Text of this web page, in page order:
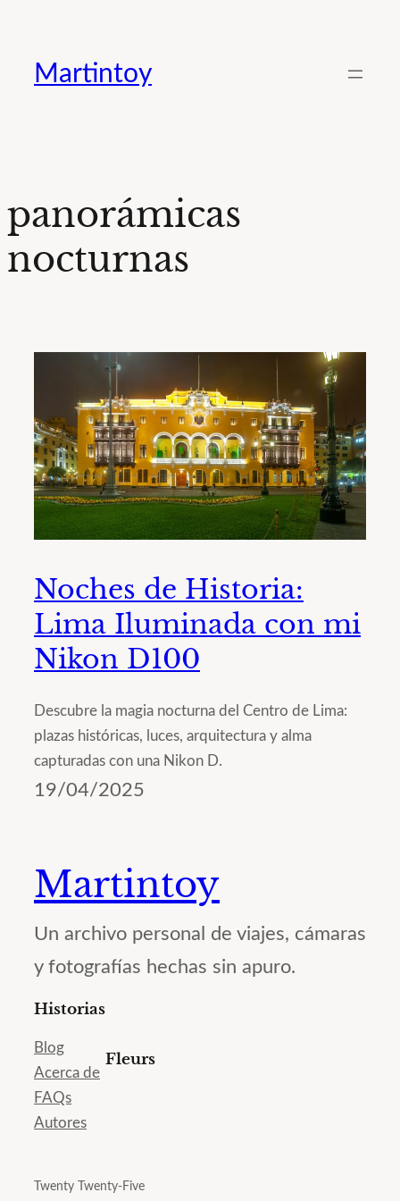
contenido
Martintoy
panorámicas
nocturnas
Noches de Historia:
Lima Iluminada con mi
Nikon D100
Descubre la magia nocturna del Centro de Lima:
plazas históricas, luces, arquitectura y alma
capturadas con una Nikon D.
19/04/2025
Martintoy
Un archivo personal de viajes, cámaras
y fotografías hechas sin apuro.
Historias
Blog
Acerca de
FAQs
Autores
Fleurs
Twenty Twenty-Five